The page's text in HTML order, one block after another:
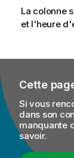
La colonne
et l'heure
Cette
Si vous
dans son
manquante
savoir.